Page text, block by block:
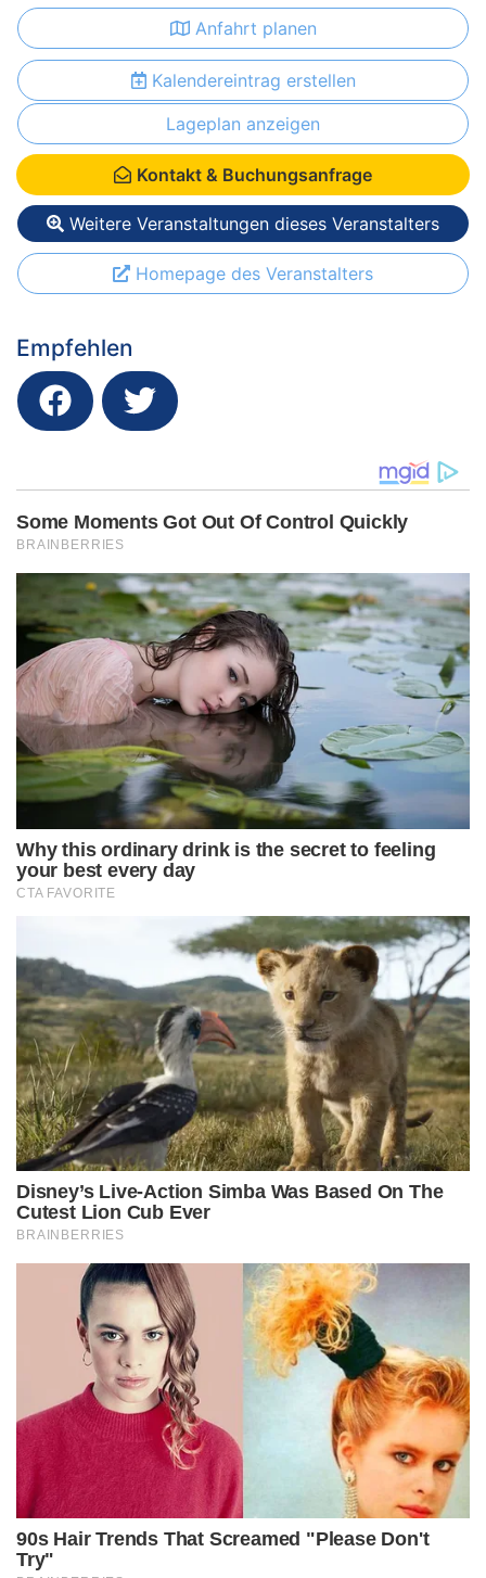
Anfahrt planen
Kalendereintrag erstellen
Lageplan anzeigen
Kontakt & Buchungsanfrage
Weitere Veranstaltungen dieses Veranstalters
Homepage des Veranstalters
Empfehlen